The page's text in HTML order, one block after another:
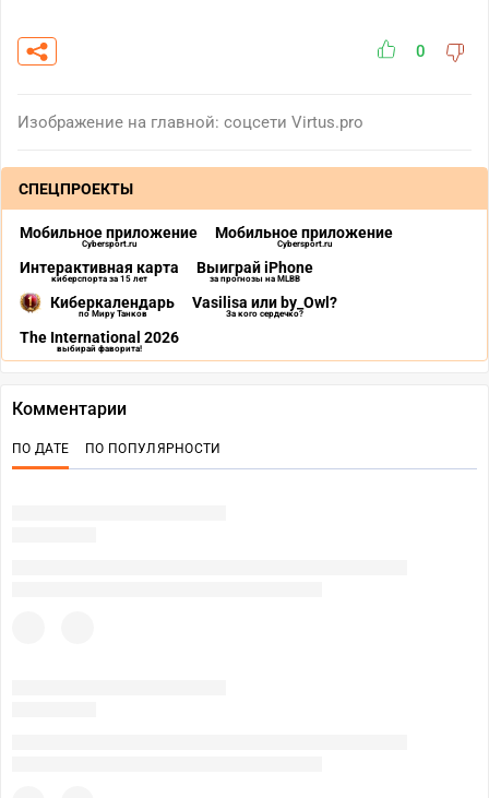
0
Изображение на главной: соцсети Virtus.pro
СПЕЦПРОЕКТЫ
Мобильное приложение
Cybersport.ru
Мобильное приложение
Cybersport.ru
Интерактивная карта
киберспорта за 15 лет
Выиграй iPhone
за прогнозы на MLBB
Киберкалендарь
по Миру Танков
Vasilisa или by_Owl?
За кого сердечко?
The International 2026
выбирай фаворита!
Комментарии
ПО ДАТЕ ПО ПОПУЛЯРНОСТИ